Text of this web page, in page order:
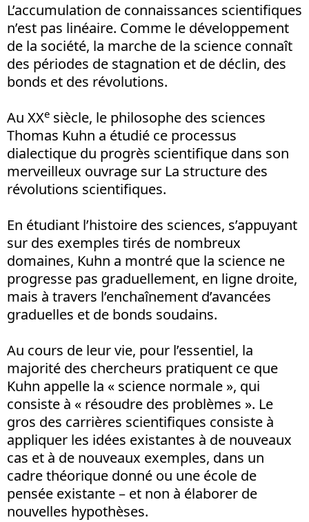
L’accumulation de connaissances scientifiques
n’est pas linéaire. Comme le développement
de la société, la marche de la science connaît
des périodes de stagnation et de déclin, des
bonds et des révolutions.
Au XXe siècle, le philosophe des sciences
Thomas Kuhn a étudié ce processus
dialectique du progrès scientifique dans son
merveilleux ouvrage sur La structure des
révolutions scientifiques.
En étudiant l’histoire des sciences, s’appuyant
sur des exemples tirés de nombreux
domaines, Kuhn a montré que la science ne
progresse pas graduellement, en ligne droite,
mais à travers l’enchaînement d’avancées
graduelles et de bonds soudains.
Au cours de leur vie, pour l’essentiel, la
majorité des chercheurs pratiquent ce que
Kuhn appelle la « science normale », qui
consiste à « résoudre des problèmes ». Le
gros des carrières scientifiques consiste à
appliquer les idées existantes à de nouveaux
cas et à de nouveaux exemples, dans un
cadre théorique donné ou une école de
pensée existante – et non à élaborer de
nouvelles hypothèses.